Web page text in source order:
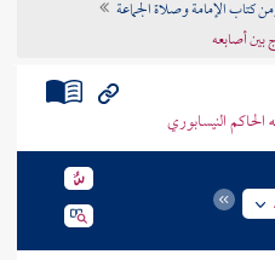
كتاب الإمامة وصلاة الجماعة
بين أصابعه
الحاكم النيسابوري